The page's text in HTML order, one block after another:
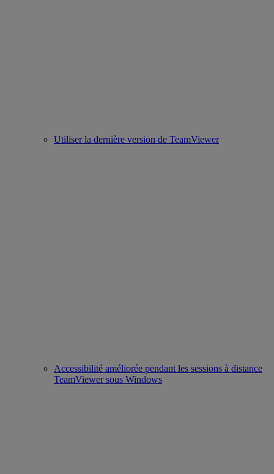
Utiliser la dernière version de TeamViewer
Accessibilité améliorée pendant les sessions à distance
TeamViewer sous Windows